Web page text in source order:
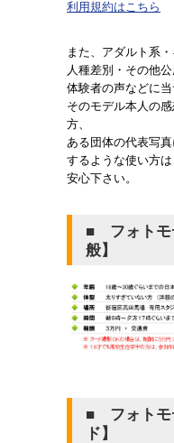
利用規約はこちら
また、アダルト系
人種差別・その他
体験者の声などに当
そのモデル本人の
方、
ある団体の代表写
するような使い方
安心下さい。
■ フォトモ
般】
■ フォトモ
ド】